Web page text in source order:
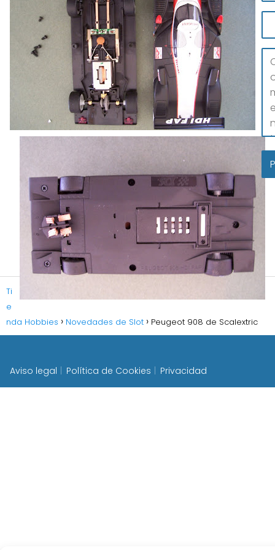
Ti
e
nda Hobbies
Novedades de Slot Peugeot 908 de Scalextric
Aviso legal Política de Cookies Privacidad